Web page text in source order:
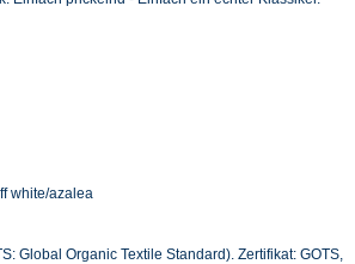
white/azalea
Global Organic Textile Standard). Zertifikat: GOTS,